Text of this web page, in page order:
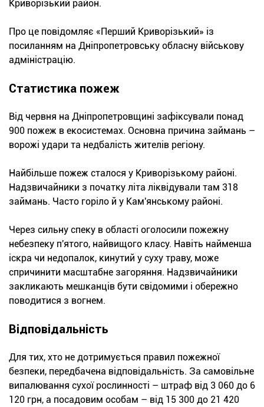
Криворізький район.
Про це повідомляє «Перший Криворізький» із
посиланням на Дніпропетровську обласну військову
адміністрацію.
Статистика пожеж
Від червня на Дніпропетровщині зафіксували понад
900 пожеж в екосистемах. Основна причина займань –
ворожі удари та недбалість жителів регіону.
Найбільше пожеж сталося у Криворізькому районі.
Надзвичайники з початку літа ліквідували там 318
займань. Часто горіло й у Кам'янському районі.
Через сильну спеку в області оголосили пожежну
небезпеку п'ятого, найвищого класу. Навіть найменша
іскра чи недопалок, кинутий у суху траву, може
спричинити масштабне загоряння. Надзвичайники
закликають мешканців бути свідомими і обережно
поводитися з вогнем.
Відповідальність
Для тих, хто не дотримується правил пожежної
безпеки, передбачена відповідальність. За самовільне
випалювання сухої рослинності – штраф від 3 060 до 6
120 грн, а посадовим особам – від 15 300 до 21 420